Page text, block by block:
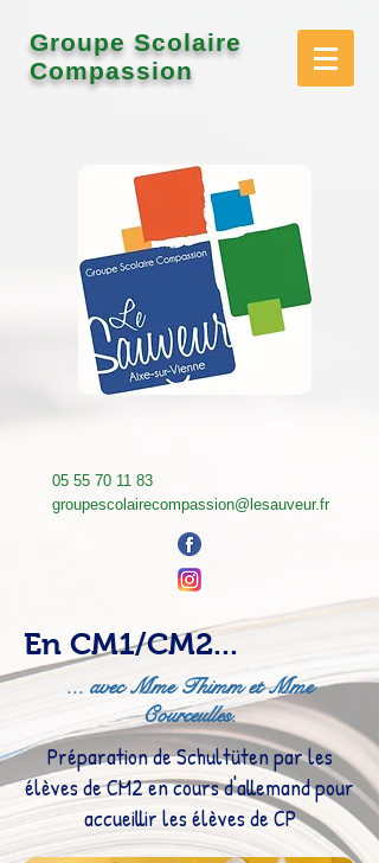
Groupe Scolaire
Compassion
05 55 70 11 83
groupescolairecompassion@lesauveur.fr
En CM1/CM2...
... avec Mme Thimm et Mme
Courceulles.
Préparation de Schultüten par les
élèves de CM2 en cours d'allemand pour
accueillir les élèves de CP